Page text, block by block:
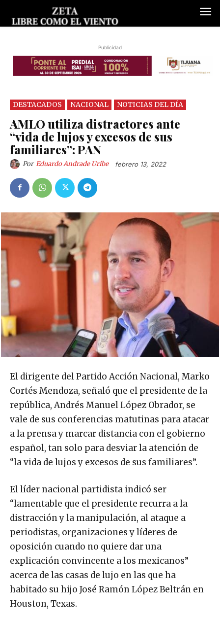
Publicidad
DESTACADOS NACIONAL NOTICIAS DEL DÍA
AMLO utiliza distractores ante
“vida de lujos y excesos de sus
familiares”: PAN
Por Eduardo Andrade Uribe febrero 13, 2022
El dirigente del Partido Acción Nacional, Marko
Cortés Mendoza, señaló que el presidente de la
república, Andrés Manuel López Obrador, se
vale de sus conferencias matutinas para atacar
a la prensa y marcar distancia con el gobierno
español, tan solo para desviar la atención de
“la vida de lujos y excesos de sus familiares”.
El líder nacional partidista indicó ser
“lamentable que el presidente recurra a la
distracción y la manipulación, al ataque a
periodistas, organizaciones y líderes de
oposición cuando no quiere dar una
explicación convincente a los mexicanos”
acerca de las casas de lujo en las que ha
habitado su hijo José Ramón López Beltrán en
Houston, Texas.